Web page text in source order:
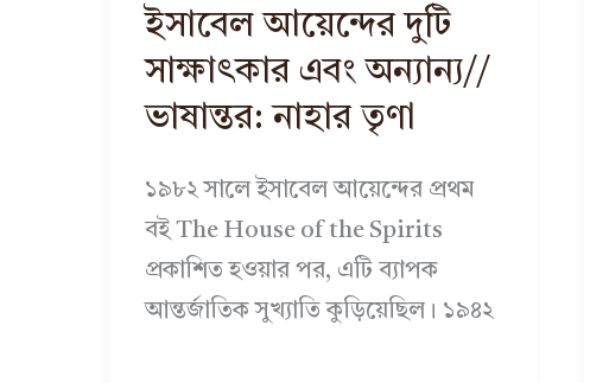
ইসাবেল আয়েন্দের দুটি
সাক্ষাৎকার এবং অন্যান্য//
ভাষান্তর: নাহার তৃণা
১৯৮২ সালে ইসাবেল আয়েন্দের প্রথম
বই The House of the Spirits
প্রকাশিত হওয়ার পর, এটি ব্যাপক
আন্তর্জাতিক সুখ্যাতি কুড়িয়েছিল। ১৯৪২